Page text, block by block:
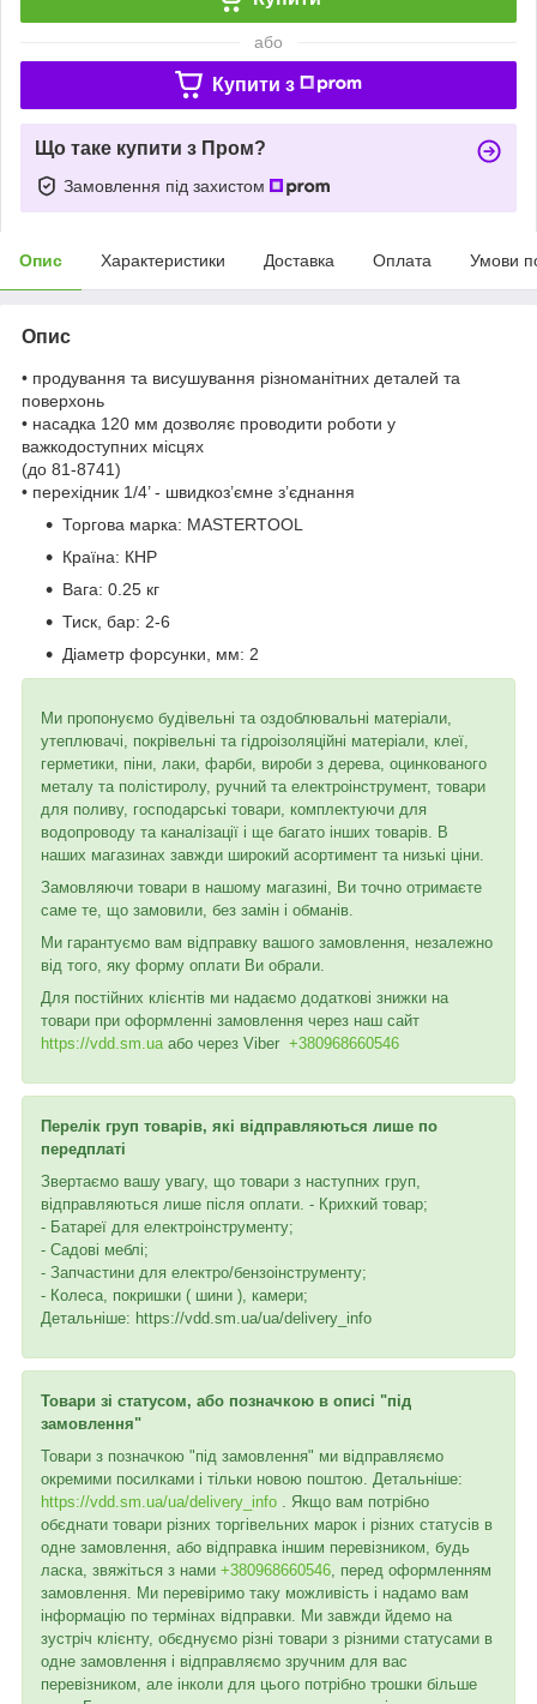
або
Купити з
Що таке купити з Пром?
Замовлення під захистом
Опис Характеристики Доставка Оплата Умови
Опис
• продування та висушування різноманітних деталей та
поверхонь
• насадка 120 мм дозволяє проводити роботи у
важкодоступних місцях
(до 81-8741)
• перехідник 1/4’ - швидкоз’ємне з’єднання
Торгова марка: MASTERTOOL
Країна: КНР
Вага: 0.25 кг
Тиск, бар: 2-6
Діаметр форсунки, мм: 2
Ми пропонуємо будівельні та оздоблювальні матеріали,
утеплювачі, покрівельні та гідроізоляційні матеріали, клеї,
герметики, піни, лаки, фарби, вироби з дерева, оцинкованого
металу та полістиролу, ручний та електроінструмент, товари
для поливу, господарські товари, комплектуючи для
водопроводу та каналізації і ще багато інших товарів. В
наших магазинах завжди широкий асортимент та низькі ціни.
Замовляючи товари в нашому магазині, Ви точно отримаєте
саме те, що замовили, без замін і обманів.
Ми гарантуємо вам відправку вашого замовлення, незалежно
від того, яку форму оплати Ви обрали.
Для постійних клієнтів ми надаємо додаткові знижки на
товари при оформленні замовлення через наш сайт
https://vdd.sm.ua або через Viber +380968660546
Перелік груп товарів, які відправляються лише по
передплаті
Звертаємо вашу увагу, що товари з наступних груп,
відправляються лише після оплати. - Крихкий товар;
- Батареї для електроінструменту;
- Садові меблі;
- Запчастини для електро/бензоінструменту;
- Колеса, покришки ( шини ), камери;
Детальніше: https://vdd.sm.ua/ua/delivery_info
Товари зі статусом, або позначкою в описі "під
замовлення"
Товари з позначкою "під замовлення" ми відправляємо
окремими посилками і тільки новою поштою. Детальніше:
https://vdd.sm.ua/ua/delivery_info . Якщо вам потрібно
обєднати товари різних торгівельних марок і різних статусів в
одне замовлення, або відправка іншим перевізником, будь
ласка, звяжіться з нами +380968660546 , перед оформленням
замовлення. Ми перевіримо таку можливість і надамо вам
інформацію по термінах відправки. Ми завжди йдемо на
зустріч клієнту, обєднуємо різні товари з різними статусами в
одне замовлення і відправляємо зручним для вас
перевізником, але інколи для цього потрібно трошки більше